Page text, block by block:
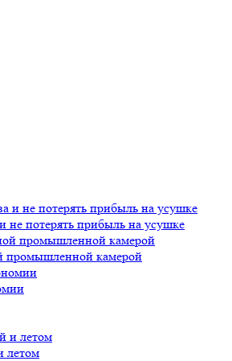
не потерять прибыль на усушке
промышленной камерой
летом